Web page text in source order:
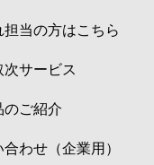
当の方はこちら
サービス
ご紹介
わせ（企業用）